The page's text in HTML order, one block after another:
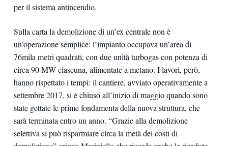
per il sistema antincendio.
Sulla carta la demolizione di un’ex centrale non è
un’operazione semplice: l’impianto occupava un’area di
76mila metri quadrati, con due unità turbogas con potenza di
circa 90 MW ciascuna, alimentate a metano. I lavori, però,
hanno rispettato i tempi: il cantiere, avviato operativamente a
settembre 2017, si è chiuso all’inizio di maggio quando sono
state gettate le prime fondamenta della nuova struttura, che
sarà terminata entro un anno. “Grazie alla demolizione
selettiva si può risparmiare circa la metà dei costi di